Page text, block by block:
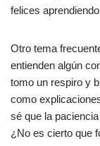
felices
Otro tema
entienden algún
tomo un respiro y
como
sé que la
¿No es cierto que